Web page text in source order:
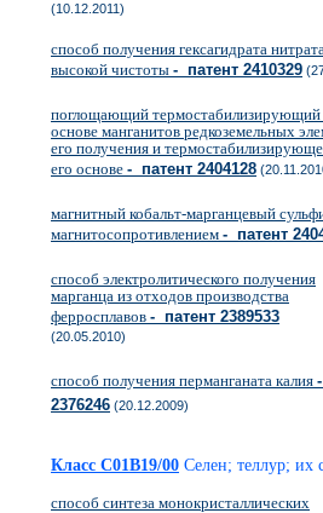
(10.12.2011)
способ получения гексагидрата
высокой чистоты - патент 2410329
поглощающий термостабилизирующий
основе манганитов редкоземельных
его получения и
его основе - патент 2404128
магнитный кобальт-марганцевый
магнитосопротивлением - патент
способ электролитического получения
марганца из отходов производства
ферросплавов - патент 2389533
(20.05.2010)
способ получения перманганата калия
2376246 (20.12.2009)
Класс C01B19/00 Селен; теллур; их
способ синтеза монокристаллических